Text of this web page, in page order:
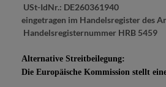
USt-IdNr.: DE260361940
eingetragen im Handelsregister des
Handelsregisternummer HRB 5459
Alternative Streitbeilegung:
Die Europäische Kommission stellt